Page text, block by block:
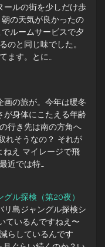
ールの街を少しだけ歩
の天気が良かったの
ルームサービスで夕
のと同じ味でした。
ます。とに…
画の旅が。今年は暖冬
が身体にこたえる年齢
行き先は南の方角へ
れそうなの？ それが
ねえ マイレージで飛
近では特…
ル探検（第20夜）
リ島ジャングル探検シ
ているんですねえ〜
らしているんです